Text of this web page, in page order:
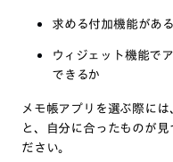
求める付加機能があ
ウィジェット機能で
できるか
メモ帳アプリを選ぶ際に
と、自分に合ったものが
ださい。